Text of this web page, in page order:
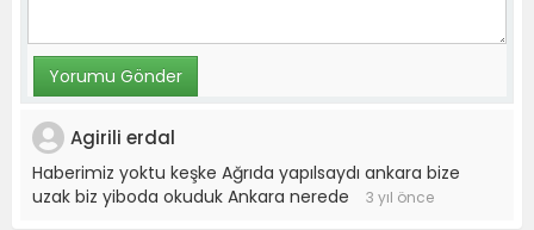
Agirili erdal
Haberimiz yoktu keşke Ağrıda yapılsaydı ankara bize
uzak biz yiboda okuduk Ankara nerede
3 yıl önce